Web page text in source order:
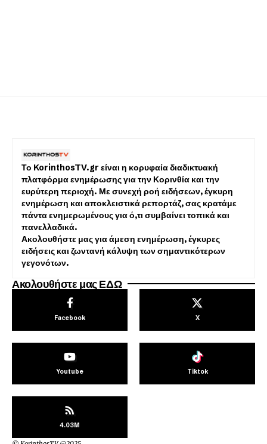
Το KorinthosTV.gr είναι η κορυφαία διαδικτυακή
πλατφόρμα ενημέρωσης για την Κορινθία και την
ευρύτερη περιοχή. Με συνεχή ροή ειδήσεων, έγκυρη
ενημέρωση και αποκλειστικά ρεπορτάζ, σας κρατάμε
πάντα ενημερωμένους για ό,τι συμβαίνει τοπικά και
πανελλαδικά.
Ακολουθήστε μας για άμεση ενημέρωση, έγκυρες
ειδήσεις και ζωντανή κάλυψη των σημαντικότερων
γεγονότων.
Ακολουθήστε μας ΕΔΩ
Facebook X
Youtube Tiktok
4.03M